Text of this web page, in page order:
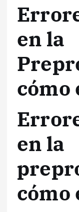
en la
cómo
en la
cómo